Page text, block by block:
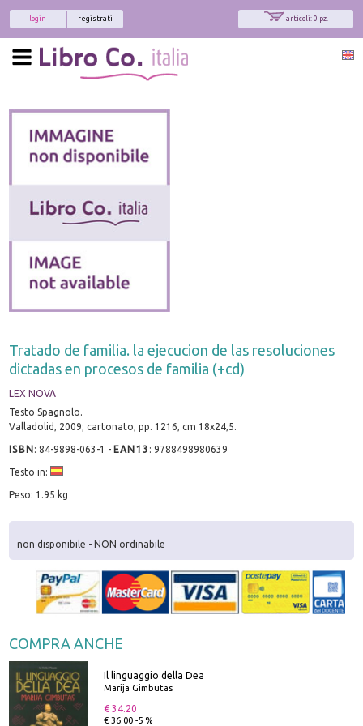
articoli: 0 pz.
registrati
login
Tratado de familia. la ejecucion de las resoluciones
dictadas en procesos de familia (+cd)
LEX NOVA
Testo Spagnolo.
Valladolid, 2009; cartonato, pp. 1216, cm 18x24,5.
ISBN:84-9898-063-1 - EAN13 :9788498980639
Testo in:
Peso: 1.95 kg
non disponibile - NON ordinabile
COMPRA ANCHE
Il linguaggio della Dea
Marija Gimbutas
€ 34.20
€ 36.00 -5 %